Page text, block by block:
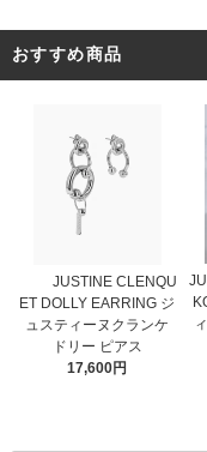
おすすめ商品
JUSTINE CLENQU
ET DOLLY EARRING ジ
ュスティーヌクランケ
ドリー ピアス
17,600円